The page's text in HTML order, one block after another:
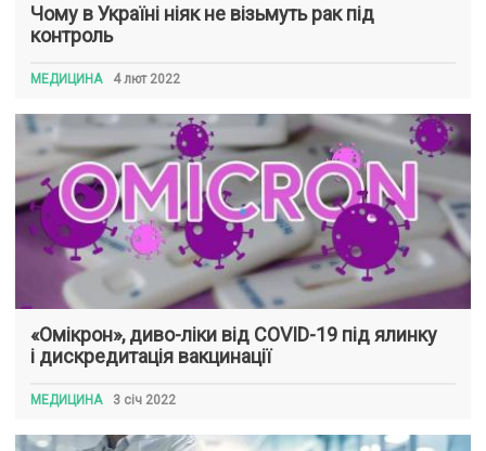
Чому в Україні ніяк не візьмуть рак під
контроль
МЕДИЦИНА 4 лют 2022
«Омікрон», диво-ліки від COVID-19 під ялинку
і дискредитація вакцинації
МЕДИЦИНА 3 січ 2022